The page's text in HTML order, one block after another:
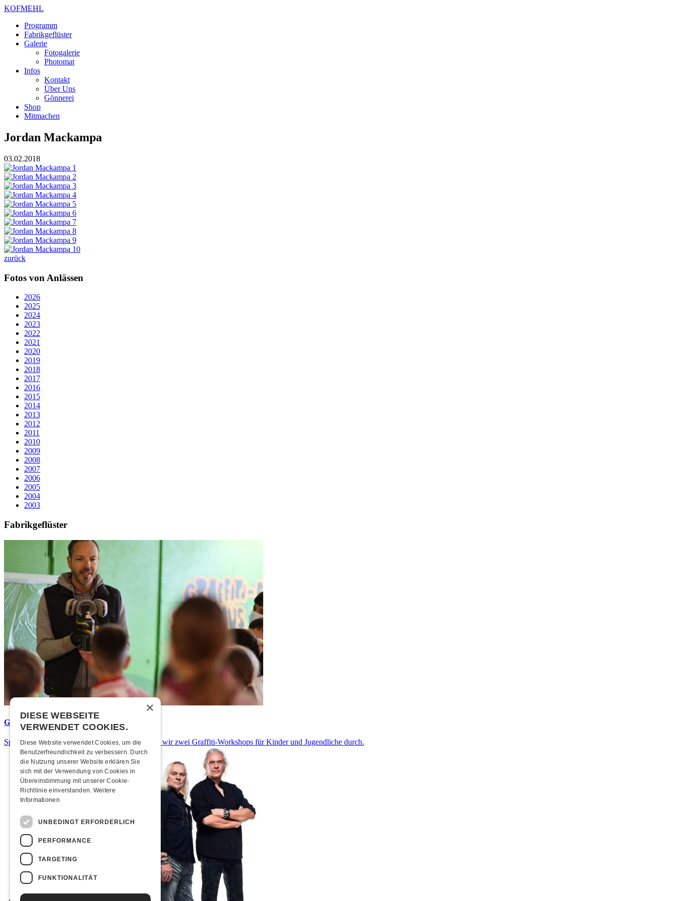
KOFMEHL
Programm
Fabrikgeflüster
Galerie
Fotogalerie
Photomat
Infos
Kontakt
Über Uns
Gönnerei
Shop
Mitmachen
Jordan Mackampa
03.02.2018
zurück
Fotos von Anlässen
2026
2025
2024
2023
2022
2021
2020
2019
2018
2017
2016
2015
2014
2013
2012
2011
2010
2009
2008
2007
2006
2005
2004
2003
Fabrikgeflüster
Graffiti-Workshops
Spray dein eigenes Graffiti! Im September führen wir zwei Graffiti-Workshops für Kinder und Jugendliche durch.
×
DIESE WEBSEITE
VERWENDET COOKIES.
Diese Website verwendet Cookies, um die
Benutzerfreundlichkeit zu verbessern. Durch
die Nutzung unserer Website erklären Sie
sich mit der Verwendung von Cookies in
Übereinstimmung mit unserer Cookie-
Richtlinie einverstanden. Weitere
Informationen
UNBEDINGT ERFORDERLICH
PERFORMANCE
TARGETING
FUNKTIONALITÄT